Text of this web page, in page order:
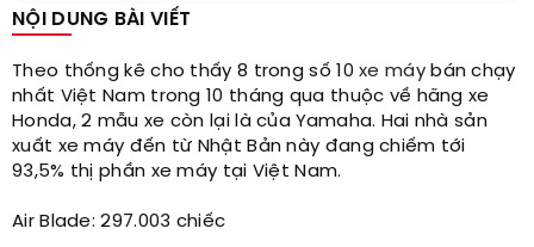
NỘI DUNG BÀI VIẾT
Theo thống kê cho thấy 8 trong số 10xe máybán chạy
nhất Việt Nam trong 10 tháng qua thuộc về hãng xe
Honda, 2 mẫu xe còn lại là của Yamaha. Hai nhà sản
xuất xe máy đến từ Nhật Bản này đang chiếm tới
93,5% thị phần xe máy tại Việt Nam.
Air Blade: 297.003 chiếc